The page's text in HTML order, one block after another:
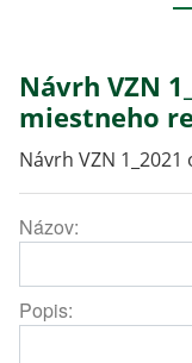
Návrh VZN
miestneho
Návrh VZN
Názov:
Popis: